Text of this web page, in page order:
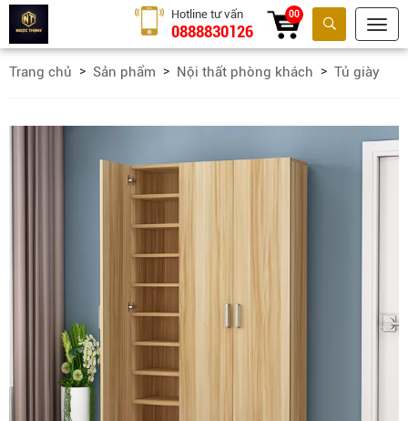
Tìm kiếm
Hotline tư vấn
0888830126
00
Trang chủ Sản phẩm Nội thất phòng khách Tủ giày